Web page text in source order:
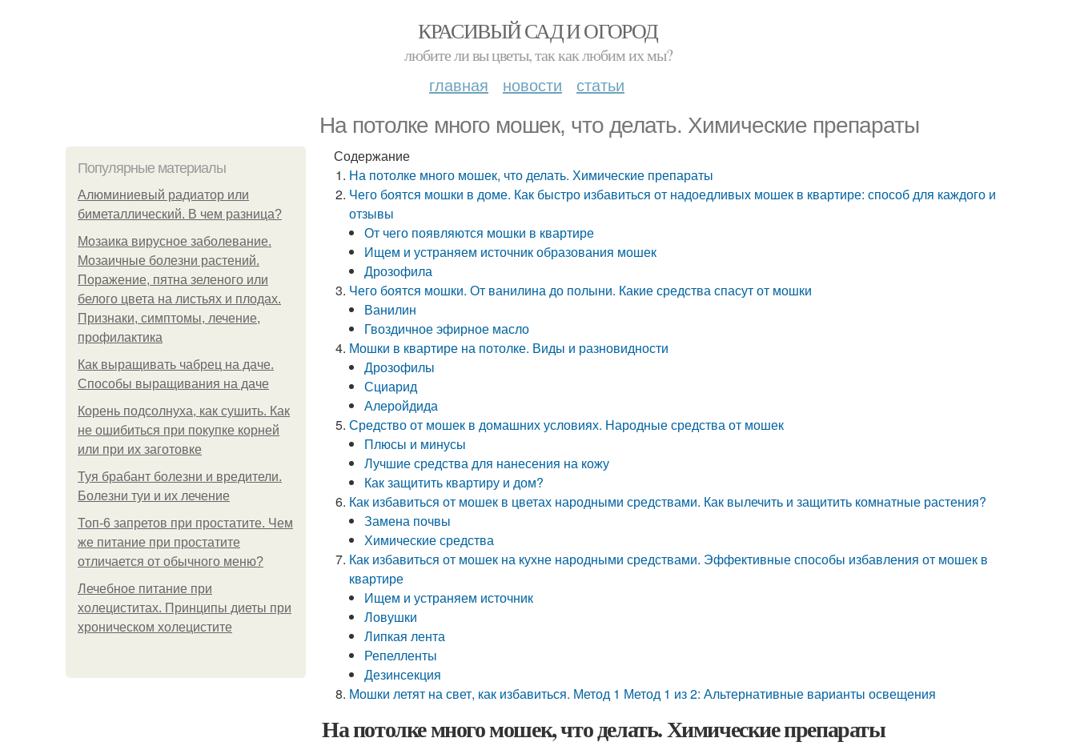
КРАСИВЫЙ САД И ОГОРОД
любите ли вы цветы, так как любим их мы?
главная новости статьи
На потолке много мошек, что делать. Химические препараты
Популярные материалы
Алюминиевый радиатор или
биметаллический. В чем разница?
Мозаика вирусное заболевание.
Мозаичные болезни растений.
Поражение, пятна зеленого или
белого цвета на листьях и плодах.
Признаки, симптомы, лечение,
профилактика
Как выращивать чабрец на даче.
Способы выращивания на даче
Корень подсолнуха, как сушить. Как
не ошибиться при покупке корней
или при их заготовке
Туя брабант болезни и вредители.
Болезни туи и их лечение
Топ-6 запретов при простатите. Чем
же питание при простатите
отличается от обычного меню?
Лечебное питание при
холециститах. Принципы диеты при
хроническом холецистите
Содержание
На потолке много мошек, что делать. Химические препараты
Чего боятся мошки в доме. Как быстро избавиться от надоедливых мошек в квартире: способ для каждого и
отзывы
От чего появляются мошки в квартире
Ищем и устраняем источник образования мошек
Дрозофила
Чего боятся мошки. От ванилина до полыни. Какие средства спасут от мошки
Ванилин
Гвоздичное эфирное масло
Мошки в квартире на потолке. Виды и разновидности
Дрозофилы
Сциарид
Алеройдида
Средство от мошек в домашних условиях. Народные средства от мошек
Плюсы и минусы
Лучшие средства для нанесения на кожу
Как защитить квартиру и дом?
Как избавиться от мошек в цветах народными средствами. Как вылечить и защитить комнатные растения?
Замена почвы
Химические средства
Как избавиться от мошек на кухне народными средствами. Эффективные способы избавления от мошек в
квартире
Ищем и устраняем источник
Ловушки
Липкая лента
Репелленты
Дезинсекция
Мошки летят на свет, как избавиться. Метод 1 Метод 1 из 2: Альтернативные варианты освещения
На потолке много мошек, что делать. Химические препараты